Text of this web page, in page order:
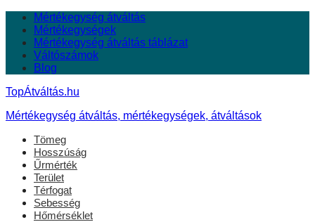
Mértékegység átváltás
Mértékegységek
Mértékegység átváltás táblázat
Váltószámok
Blog
TopÁtváltás.hu
Mértékegység átváltás, mértékegységek, átváltások
Tömeg
Hosszúság
Űrmérték
Terület
Térfogat
Sebesség
Hőmérséklet